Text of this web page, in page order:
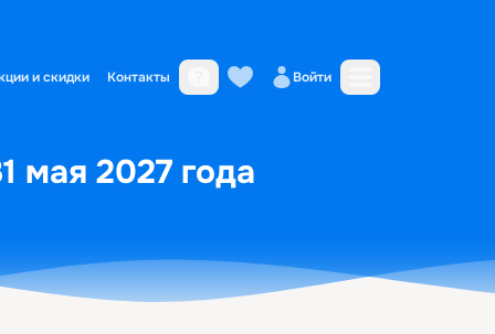
и скидки Контакты Войти
мая 2027 года